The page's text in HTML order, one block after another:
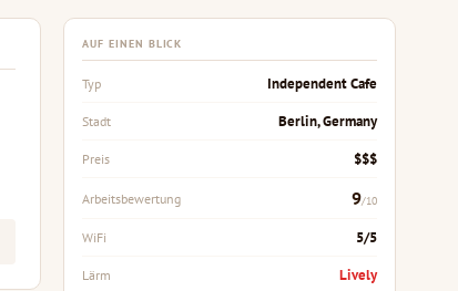
AUF EINEN BLICK
Typ Independent Cafe
Stadt Berlin, Germany
Preis $$$
Arbeitsbewertung 9/10
WiFi 5/5
Lärm Lively